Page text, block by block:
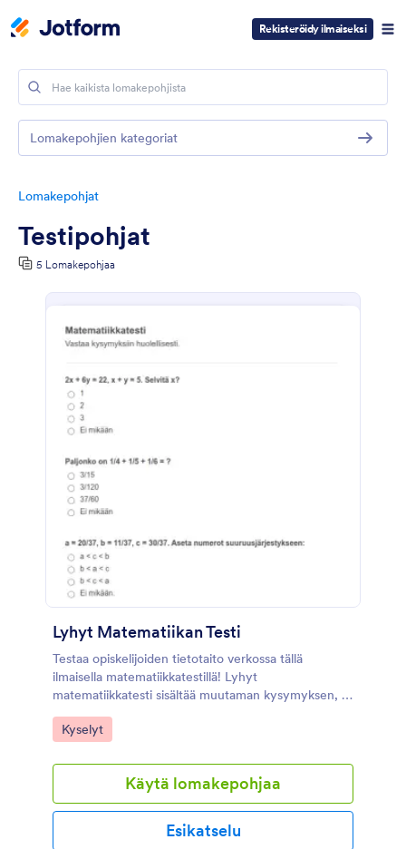
Rekisteröidy ilmaiseksi
Lomakepohjat
Testipohjat
5 Lomakepohjaa
Lyhyt Matematiikan Testi
Testaa opiskelijoiden tietotaito verkossa tällä
ilmaisella matematiikkatestillä! Lyhyt
matematiikkatesti sisältää muutaman kysymyksen, ja
voit aloittaa mukauttamalla kysymykset
opetussuunnitelman mukaisiksi ja määrittämällä
Jaa sitten testi oppilaiden kanssa suoraan linkin
kautta tai upota lomake luokan verkkosivustolle, jotta
pääsy lomakkeeseen on helpompaa. Kaikki
lomakevastaukset tallennetaan turvallisesti JotForm-
tilillesi, ja voit tarkastella ja hallita niitä millä tahansa
Go to Category:
Kyselyt
Käytä lomakepohjaa
Esikatselu
Lomakepohjien kategoriat